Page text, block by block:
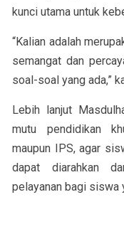
kunci utama untuk
“Kalian adalah
semangat dan
soal-soal yang ada,”
Lebih lanjut
mutu pendidikan
maupun IPS, agar
dapat diarahkan
pelayanan bagi siswa